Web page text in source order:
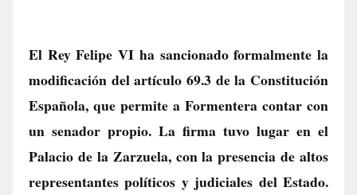
El Rey Felipe VI ha sancionado formalmente la
modificación del artículo 69.3 de la Constitución
Española, que permite a Formentera contar con
un senador propio. La firma tuvo lugar en el
Palacio de la Zarzuela, con la presencia de altos
representantes políticos y judiciales del Estado.